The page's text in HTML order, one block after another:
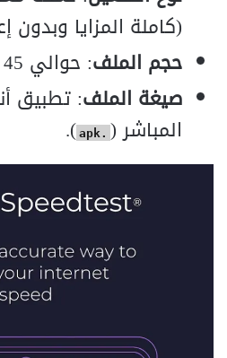
(كاملة المزايا وبدون
حجم الملف: حوالي 45 ميجابايت تقريباً.
صيغة الملف: تطبيق
المباشر ( .apk
).